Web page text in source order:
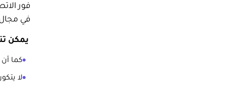
فور
في مجال
يمكن
كما
لا